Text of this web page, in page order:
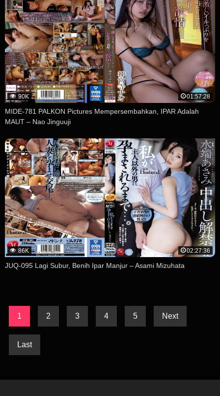
90K 01:57:28
MIDE-781 PALKON Pictures Mempersembahkan, IPAR Adalah
MAUT – Nao Jinguuji
86K 02:27:36
JUQ-095 Lagi Subur, Benih Ipar Manjur – Asami Mizuhata
1 2 3 4 5 Next
Last